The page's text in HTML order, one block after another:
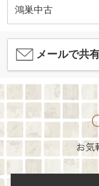
鴻巣中古
メールで共
お気